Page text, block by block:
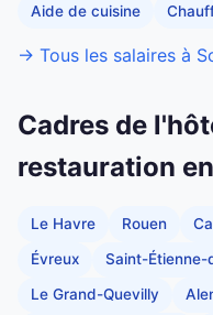
Aide de cuisine
→ Tous les salaires à
Cadres de
restauration
Le Havre Rouen
Évreux Saint-Étienne-
Le Grand-Quevilly